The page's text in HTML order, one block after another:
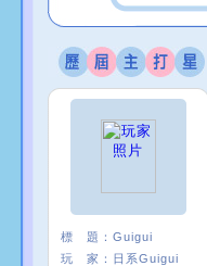
標 題： Guigui
玩 家： 日系Guigui